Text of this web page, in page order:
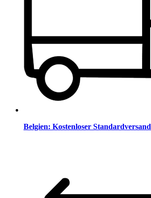
Belgien: Kostenloser Standardversand